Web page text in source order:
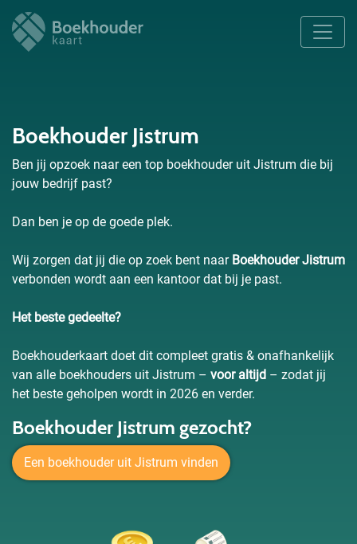
Boekhouder Jistrum
Ben jij opzoek naar een top boekhouder uit Jistrum die bij
jouw bedrijf past?
Dan ben je op de goede plek.
Wij zorgen dat jij die op zoek bent naar Boekhouder Jistrum
verbonden wordt aan een kantoor dat bij je past.
Het beste gedeelte?
Boekhouderkaart doet dit compleet gratis & onafhankelijk
van alle boekhouders uit Jistrum – voor altijd – zodat jij
het beste geholpen wordt in 2026 en verder.
Boekhouder Jistrum gezocht?
Een boekhouder uit Jistrum vinden